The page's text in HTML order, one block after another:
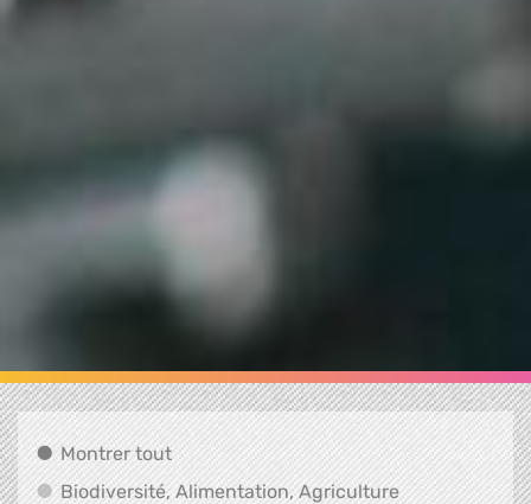
Montrer toutMontrer tout
Biodiversité, Alimentation, AgricultureBiodiversité,